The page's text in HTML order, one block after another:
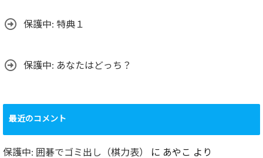
保護中: 特典１
保護中: あなたはどっち？
最近のコメント
保護中: 囲碁でゴミ出し（棋力表） に あやこ より